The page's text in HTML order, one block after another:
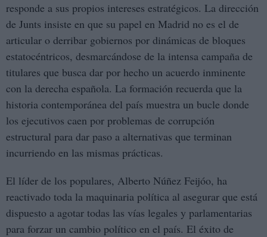
responde a sus propios intereses estratégicos. La dirección
de Junts insiste en que su papel en Madrid no es el de
articular o derribar gobiernos por dinámicas de bloques
estatocéntricos, desmarcándose de la intensa campaña de
titulares que busca dar por hecho un acuerdo inminente
con la derecha española. La formación recuerda que la
historia contemporánea del país muestra un bucle donde
los ejecutivos caen por problemas de corrupción
estructural para dar paso a alternativas que terminan
incurriendo en las mismas prácticas.
El líder de los populares, Alberto Núñez Feijóo, ha
reactivado toda la maquinaria política al asegurar que está
dispuesto a agotar todas las vías legales y parlamentarias
para forzar un cambio político en el país. El éxito de